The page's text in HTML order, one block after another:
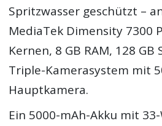
Spritzwasser geschützt –
MediaTek Dimensity 7300
Kernen, 8 GB RAM, 128
Triple-Kamerasystem mit
Hauptkamera.
Ein 5000-mAh-Akku mit